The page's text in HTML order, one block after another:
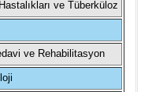
ve Tüberküloz
ve Rehabilitasyon